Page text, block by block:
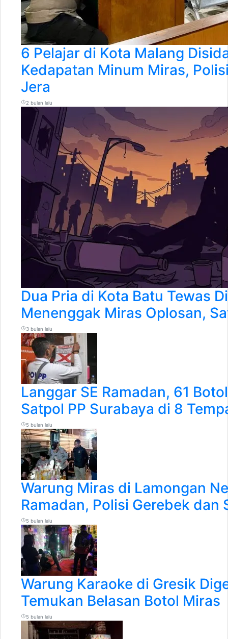
6 Pelajar di Kota Malang
Kedapatan Minum Miras,
Jera
2 bulan lalu
Dua Pria di Kota Batu Tewas
Menenggak Miras Oplosan,
3 bulan lalu
Langgar SE Ramadan, 61
Satpol PP Surabaya di 8
5 bulan lalu
Warung Miras di Lamongan
Ramadan, Polisi Gerebek dan
5 bulan lalu
Warung Karaoke di Gresik
Temukan Belasan Botol Miras
5 bulan lalu